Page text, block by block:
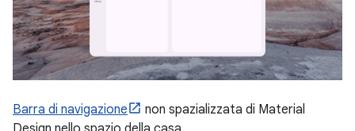
Barra di navigazione
non spazializzata di Material